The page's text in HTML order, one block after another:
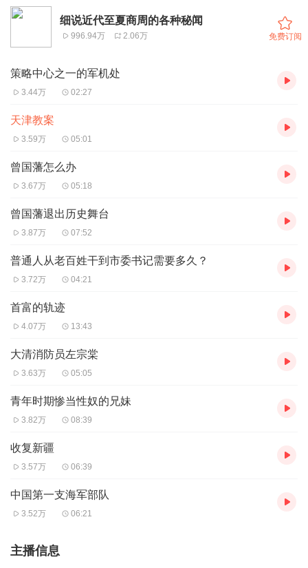
细说近代至夏商周的各种秘闻
996.94万 2.06万 免费订阅
策略中心之一的军机处
3.44万 02:27
天津教案
3.59万 05:01
曾国藩怎么办
3.67万 05:18
曾国藩退出历史舞台
3.87万 07:52
普通人从老百姓干到市委书记需要多久？
3.72万 04:21
首富的轨迹
4.07万 13:43
大清消防员左宗棠
3.63万 05:05
青年时期惨当性奴的兄妹
3.82万 08:39
收复新疆
3.57万 06:39
中国第一支海军部队
3.52万 06:21
主播信息